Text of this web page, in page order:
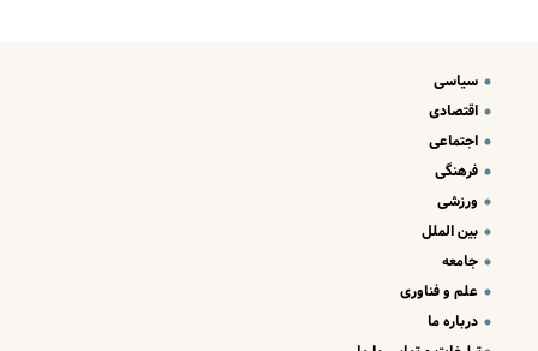
سیاسی
اقتصادی
اجتماعی
فرهنگی
ورزشی
بین الملل
جامعه
علم و فناوری
درباره ما